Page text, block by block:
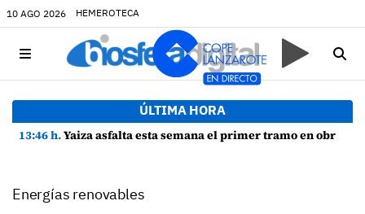
10 AGO 2026 HEMEROTECA
ÚLTIMA HORA
13:46 h.Yaiza asfalta esta semana el primer tramo en obras de la Avenida Papagayo con 65 nuevas plazas de aparcamiento
Energías renovables